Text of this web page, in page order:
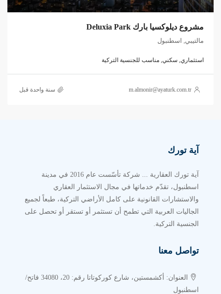
مشروع ديلوكسيا بارك Deluxia Park
مالتيبي, اسطنبول
استثماري, سكني, مناسب للجنسية التركية
m.almonir@ayaturk.com.tr ‏سنة واحدة قبل
آية تورك
آية تورك العقارية ... شركة تأسّست عام 2016 في مدينة
اسطنبول، تقدّم خدماتها في مجال الاستثمار العقاري
والاستشارات القانونية على كامل الأراضي التركية، طبعاً لجميع
الجاليات العربية التي تطمح أن تستثمر أو تستقر أو تحصل على
الجنسية التركية.
تواصل معنا
العنوان: أكشمستين، شارع كوركوتاتا رقم: 20، 34080 فاتح/
اسطنبول